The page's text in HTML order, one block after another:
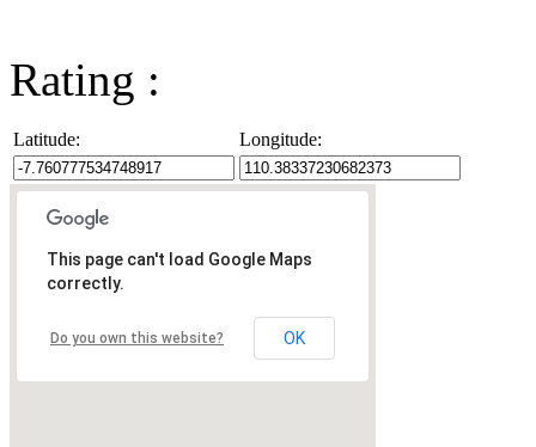
Rating :
Latitude: Longitude:
This page can't load Google Maps
correctly.
Do you own this website? OK